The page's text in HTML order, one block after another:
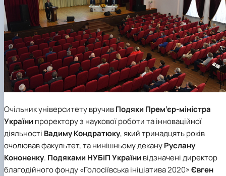
Очільник університету вручивПодяки Прем’єр-міністра
України проректору з наукової роботи та інноваційної
діяльності Вадиму Кондратюку, який тринадцять років
очолював факультет, та нинішньому декануРуслану
Кононенку. Подяками НУБіП України відзначені директор
благодійного фонду «Голосіївська ініціатива 2020»Євген